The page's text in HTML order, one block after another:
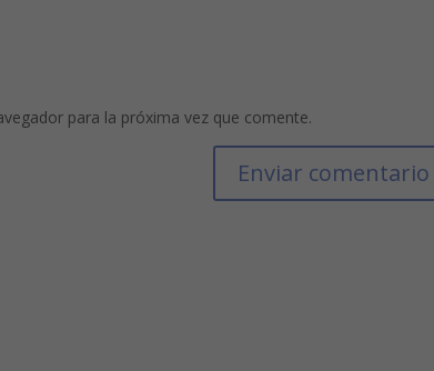
para la próxima vez que comente.